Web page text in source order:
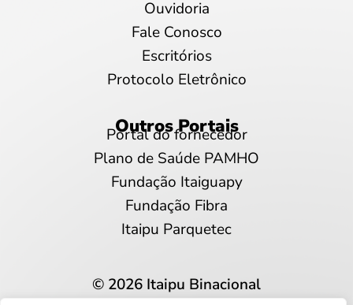
Ouvidoria
Fale Conosco
Escritórios
Protocolo Eletrônico
Outros Portais
Portal do fornecedor
Plano de Saúde PAMHO
Fundação Itaiguapy
Fundação Fibra
Itaipu Parquetec
© 2026 Itaipu Binacional